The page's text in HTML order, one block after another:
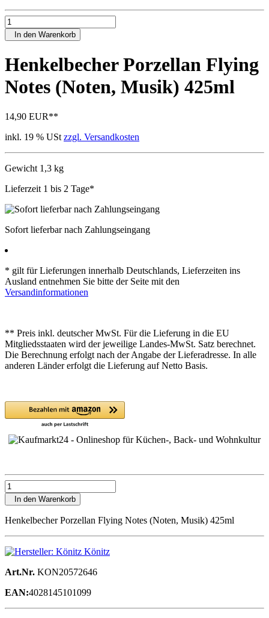
In den Warenkorb
Henkelbecher Porzellan Flying
Notes (Noten, Musik) 425ml
14,90 EUR**
inkl. 19 % USt zzgl. Versandkosten
Gewicht 1,3 kg
Lieferzeit 1 bis 2 Tage*
Sofort lieferbar nach Zahlungseingang
* gilt für Lieferungen innerhalb Deutschlands, Lieferzeiten ins
Ausland entnehmen Sie bitte der Seite mit den
Versandinformationen
** Preis inkl. deutscher MwSt. Für die Lieferung in die EU
Mitgliedsstaaten wird der jeweilige Landes-MwSt. Satz berechnet.
Die Berechnung erfolgt nach der Angabe der Lieferadresse. In alle
anderen Länder erfolgt die Lieferung auf Netto Basis.
In den Warenkorb
Henkelbecher Porzellan Flying Notes (Noten, Musik) 425ml
Könitz
Art.Nr. KON20572646
EAN:4028145101099